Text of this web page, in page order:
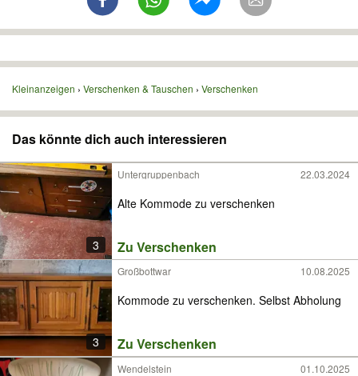
Kleinanzeigen Verschenken & Tauschen Verschenken
Das könnte dich auch interessieren
3
Untergruppenbach 22.03.2024
Alte Kommode zu verschenken
Zu Verschenken
3
Großbottwar 10.08.2025
Kommode zu verschenken. Selbst Abholung
Zu Verschenken
Wendelstein 01.10.2025